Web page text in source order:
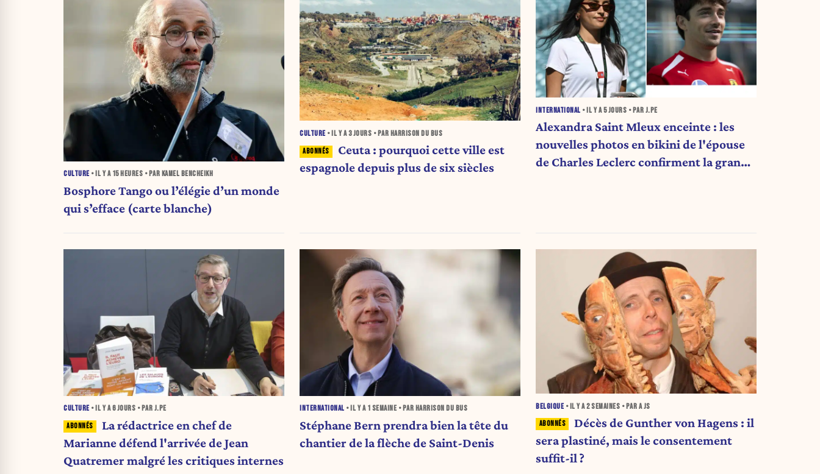
CULTURE • IL Y A 15 HEURES • PAR KAMEL BENCHEIKH
Bosphore Tango ou l’élégie d’un monde
qui s’efface (carte blanche)
CULTURE • IL Y A3 JOURS • PAR HARRISON DU BUS
Ceuta : pourquoi cette ville est
espagnole depuis plus de six siècles
INTERNATIONAL • IL Y A5 JOURS • PAR J.PE
Alexandra Saint Mleux enceinte : les
nouvelles photos en bikini de l'épouse
de Charles Leclerc confirment la grande
CULTURE • IL Y A6 JOURS • PAR J.PE
La rédactrice en chef de
Marianne défend l'arrivée de Jean
Quatremer malgré les critiques internes
INTERNATIONAL • IL Y A 1 SEMAINE • PAR HARRISON DU BUS
Stéphane Bern prendra bien la tête du
chantier de la flèche de Saint-Denis
BELGIQUE • IL Y A2 SEMAINES • PAR A JS
Décès de Gunther von Hagens : il
sera plastiné, mais le consentement
suffit-il ?